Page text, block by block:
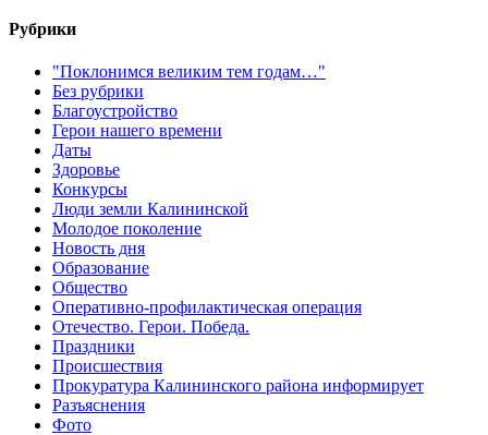
Рубрики
"Поклонимся великим тем годам…"
Без рубрики
Благоустройство
Герои нашего времени
Даты
Здоровье
Конкурсы
Люди земли Калининской
Молодое поколение
Новость дня
Образование
Общество
Оперативно-профилактическая операция
Отечество. Герои. Победа.
Праздники
Происшествия
Прокуратура Калининского района информирует
Разъяснения
Фото